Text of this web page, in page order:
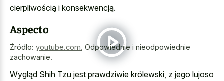
cierpliwością i konsekwencją.
Aspecto
Źródło: youtube.com Odpowiednie i nieodpowiednie
zachowanie.
Wygląd Shih Tzu jest prawdziwie królewski, z jego lujoso